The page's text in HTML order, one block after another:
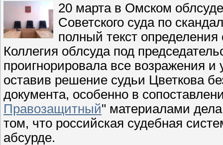
20 марта в Омском
Советского суда по
полный текст
Коллегия облсуда под
проигнорировала все возражения
оставив решение судьи Цветкова
документа, особенно в
Правозащитный" материалами
том, что российская судебная
абсурде.